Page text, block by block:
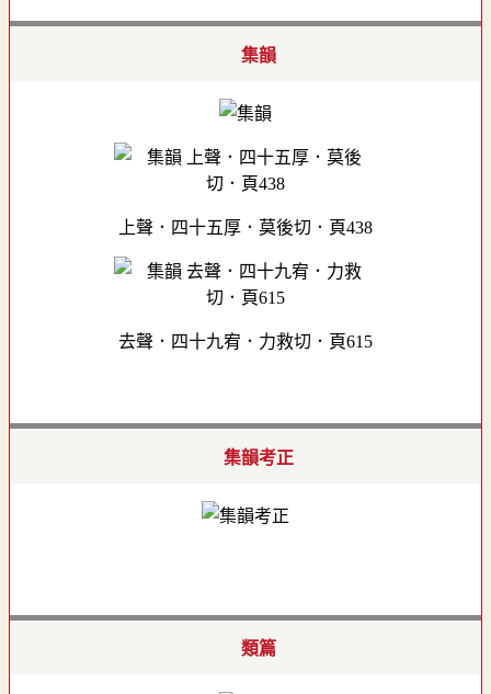
集韻
上聲．四十五厚．莫後切．頁438
去聲．四十九宥．力救切．頁615
集韻考正
類篇